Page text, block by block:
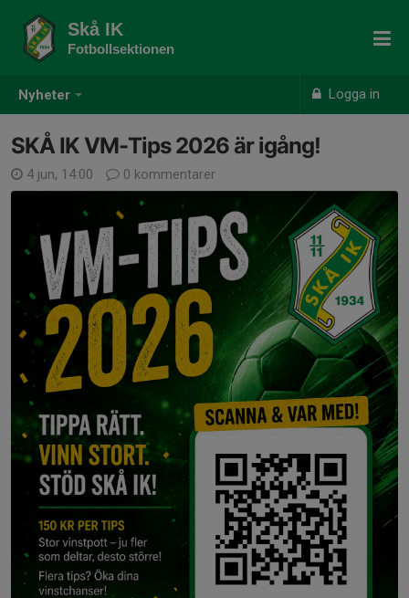
Nyheter Logga in
Skå IK
Fotbollsektionen
SKÅ IK VM-Tips 2026 är igång!
4 jun, 14:00 0 kommentarer